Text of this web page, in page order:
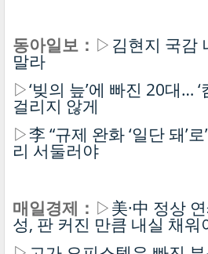
동아일보： ▷ 김현지 국감
말라
▷‘빚의 늪’에 빠진 20대…
걸리지 않게
▷李 “규제 완화 ‘일단 돼’
리 서둘러야
매일경제： ▷美·中 정상
성, 판 커진 만큼 내실 채워